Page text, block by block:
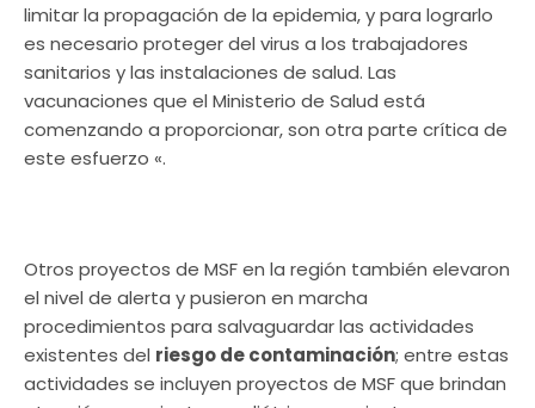
limitar la propagación de la epidemia, y para lograrlo
es necesario proteger del virus a los trabajadores
sanitarios y las instalaciones de salud. Las
vacunaciones que el Ministerio de Salud está
comenzando a proporcionar, son otra parte crítica de
este esfuerzo «.
Otros proyectos de MSF en la región también elevaron
el nivel de alerta y pusieron en marcha
procedimientos para salvaguardar las actividades
existentes del riesgo de contaminación; entre estas
actividades se incluyen proyectos de MSF que brindan